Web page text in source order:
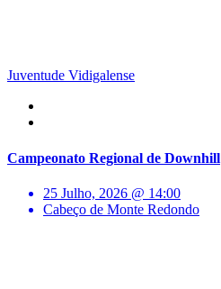
Juventude Vidigalense
Campeonato Regional de Downhill
25 Julho, 2026 @ 14:00
Cabeço de Monte Redondo